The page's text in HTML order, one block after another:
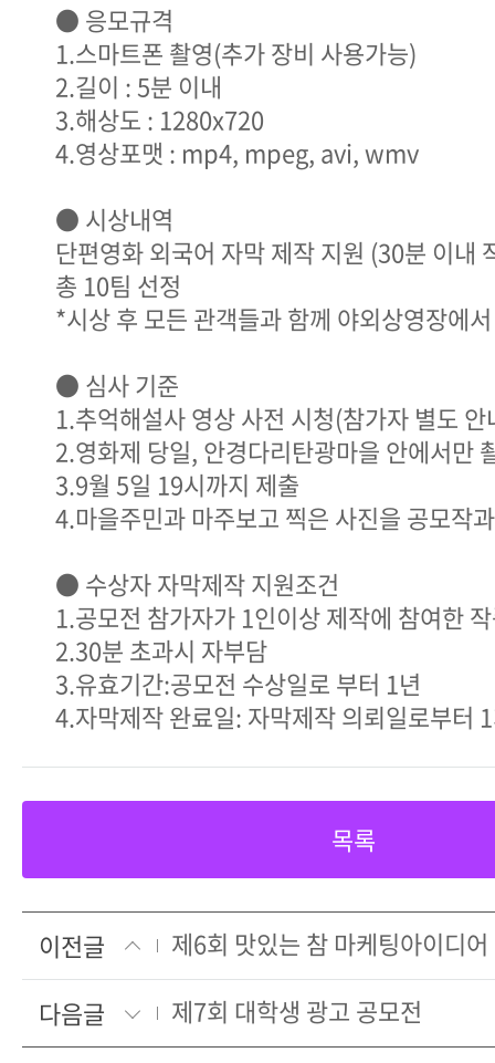
● 응모규격
1.스마트폰 촬영(추가 장비 사용가능)
2.길이 : 5분 이내
3.해상도 : 1280x720
4.영상포맷 : mp4, mpeg, avi, wmv
● 시상내역
단편영화 외국어 자막 제작 지원 (30분 이내
총 10팀 선정
*시상 후 모든 관객들과 함께 야외상영장에
● 심사 기준
1.추억해설사 영상 사전 시청(참가자 별도 안
2.영화제 당일, 안경다리탄광마을 안에서만
3.9월 5일 19시까지 제출
4.마을주민과 마주보고 찍은 사진을 공모작
● 수상자 자막제작 지원조건
1.공모전 참가자가 1인이상 제작에 참여한
2.30분 초과시 자부담
3.유효기간:공모전 수상일로 부터 1년
4.자막제작 완료일: 자막제작 의뢰일로부터
목록
이전글
제6회 맛있는 참 마케팅아이디
다음글
제7회 대학생 광고 공모전